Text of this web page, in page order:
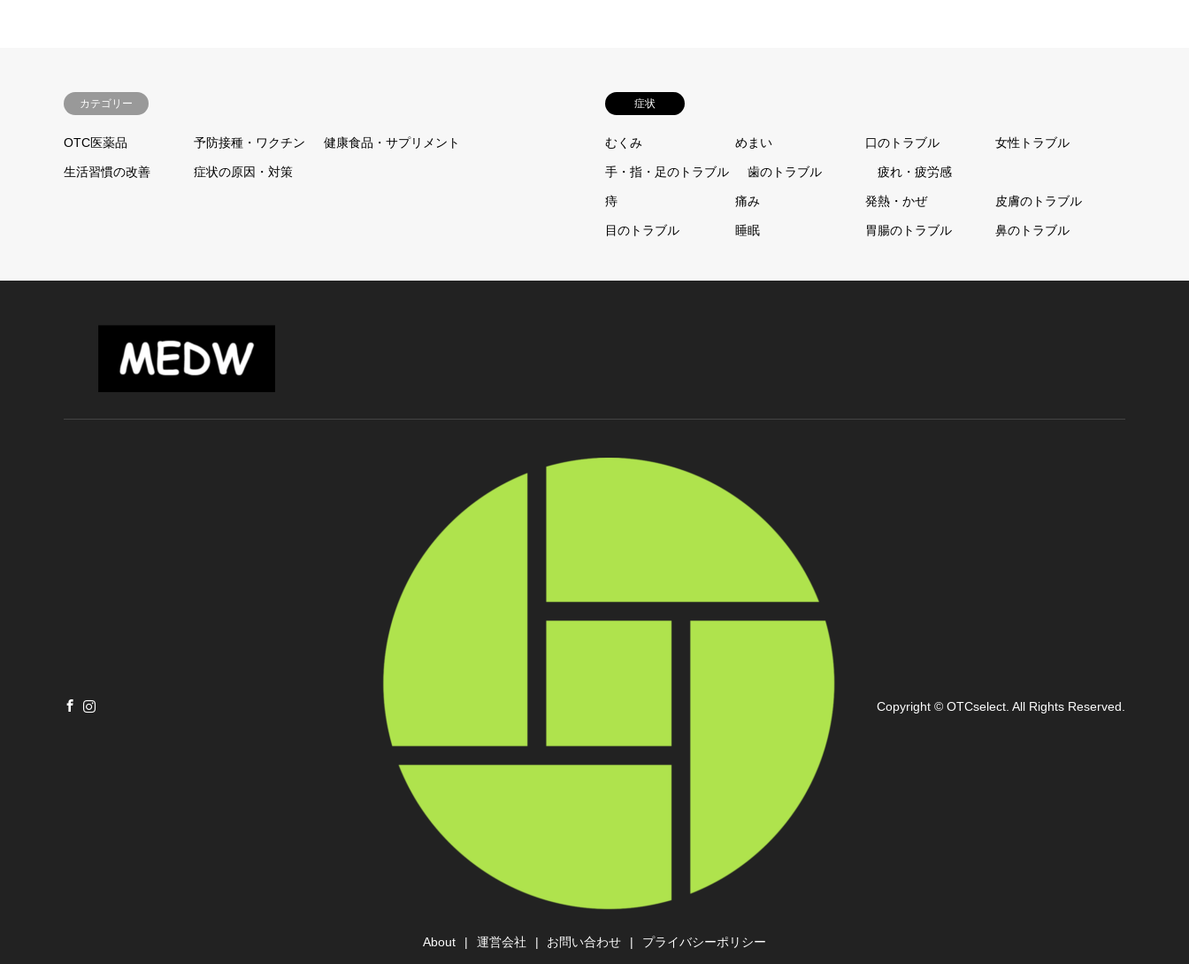
カテゴリー
OTC医薬品 予防接種・ワクチン 健康食品・サプリメント
生活習慣の改善 症状の原因・対策
症状
むくみ めまい 口のトラブル 女性トラブル
手・指・足のトラブル 歯のトラブル 疲れ・疲労感
痔 痛み 発熱・かぜ 皮膚のトラブル
目のトラブル 睡眠 胃腸のトラブル 鼻のトラブル
About 運営会社 お問い合わせ プライバシーポリシー
Copyright © OTCselect . All Rights Reserved.